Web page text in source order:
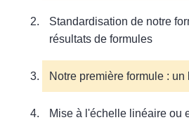
Standardisation de notre
résultats de formules
Notre première formule :
Mise à l'échelle linéaire ou